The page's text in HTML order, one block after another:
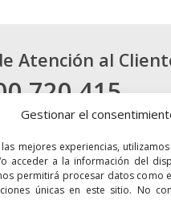
Gestionar el
mejores experiencias,
acceder a la información del
permitirá procesar datos como
únicas en este sitio. No
Atención al
720 415
CONTACTO